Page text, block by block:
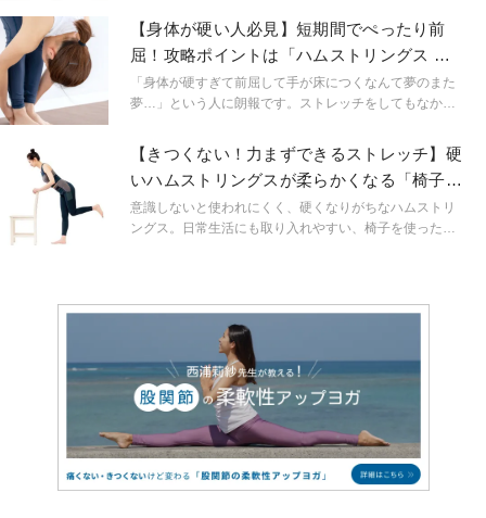
めにオススメの「開脚ではない」トレーニング法をご紹
介します。
【身体が硬い人必見】短期間でぺったり前
屈！攻略ポイントは「ハムストリングス 」
と「大腿四頭筋」
「身体が硬すぎて前屈して手が床につくなんて夢のまた
夢…」という人に朗報です。ストレッチをしてもなかな
腿四頭筋にも着目してみるといいですよ！
【きつくない！力まずできるストレッチ】硬
いハムストリングスが柔らかくなる「椅子を
使ったワーク」
意識しないと使われにくく、硬くなりがちなハムストリ
ングス。日常生活にも取り入れやすい、椅子を使ったチ